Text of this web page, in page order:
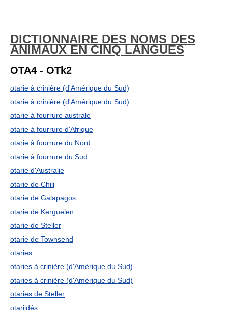
DICTIONNAIRE DES NOMS DES
ANIMAUX EN CINQ LANGUES
OTA4 - OTk2
otarie à crinière (d'Amérique du Sud)
otarie à crinière (d'Amérique du Sud)
otarie à fourrure australe
otarie à fourrure d'Afrique
otarie à fourrure du Nord
otarie à fourrure du Sud
otarie d'Australie
otarie de Chili
otarie de Galapagos
otarie de Kerguelen
otarie de Steller
otarie de Townsend
otaries
otaries à crinière (d'Amérique du Sud)
otaries à crinière (d'Amérique du Sud)
otaries de Steller
otariidés